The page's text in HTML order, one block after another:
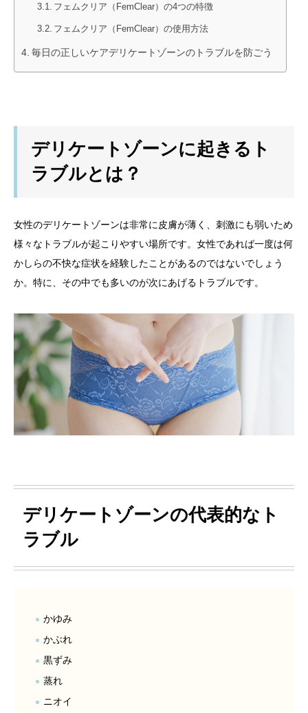
フェムクリア（FemClear）の4つの特徴
フェムクリア（FemClear）の使用方法
毎日の正しいケアデリケートゾーンのトラブルを防ごう
デリケートゾーンに起きるト
ラブルとは？
女性のデリケートゾーンは非常に皮膚が薄く、刺激にも弱いため
様々なトラブルが起こりやすい場所です。女性であれば一度は何
かしらの不快な症状を経験したことがあるのではないでしょう
か。特に、その中でも多いのが次にあげるトラブルです。
デリケートゾーンの代表的なト
ラブル
かゆみ
かぶれ
黒ずみ
蒸れ
ニオイ